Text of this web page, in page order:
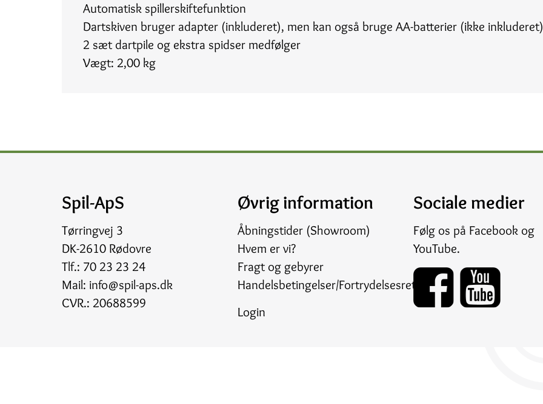
 Automatisk spillerskiftefunktion
 Dartskiven bruger adapter (inkluderet), men kan også bruge AA-batterier (ikke inkluderet)
 2 sæt dartpile og ekstra spidser medfølger
 Vægt: 2,00 kg
Spil-ApS
Tørringvej 3
DK-2610 Rødovre
Tlf.: 70 23 23 24
Mail: info@spil-aps.dk
CVR.: 20688599
Øvrig information
Åbningstider (Showroom)
Hvem er vi?
Fragt og gebyrer
Handelsbetingelser/Fortrydelsesret
Login
Sociale medier
Følg os på Facebook og
YouTube.